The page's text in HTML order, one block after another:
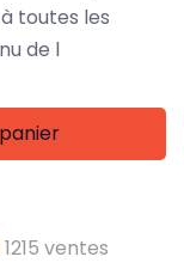
toutes les
de l
1215 ventes